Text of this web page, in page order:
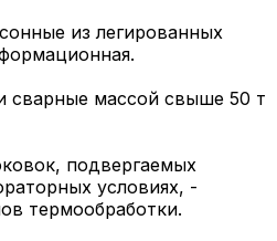
из легированных
сварные массой свыше 50 т
подвергаемых
условиях, -
термообработки.